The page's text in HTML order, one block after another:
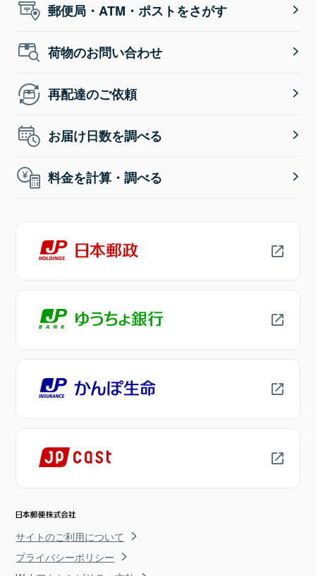
郵便局・ATM・ポストをさがす
荷物のお問い合わせ
再配達のご依頼
お届け日数を調べる
料金を計算・調べる
サイトのご利用について
プライバシーポリシー